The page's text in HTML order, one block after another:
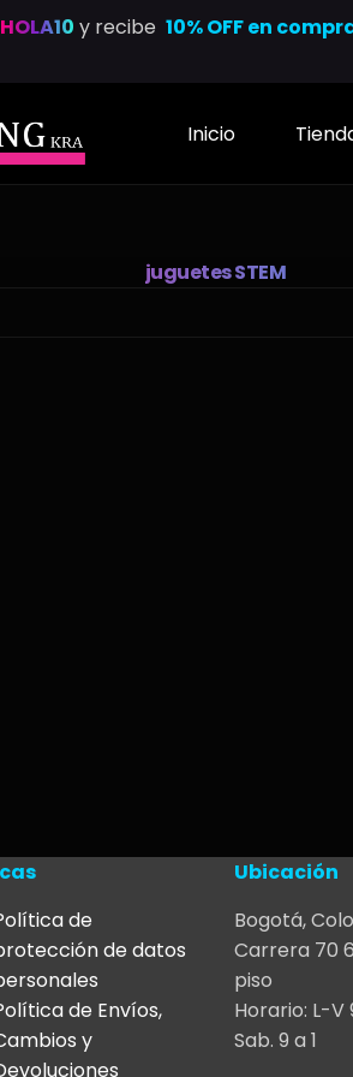
HOLA10 y recibe 10% OFF en
Inicio
juguetes STEM
de
de datos
de Envíos,
y
Ubicación
Bogotá,
Carrera 70
piso
Horario: L-
Sab. 9 a 1